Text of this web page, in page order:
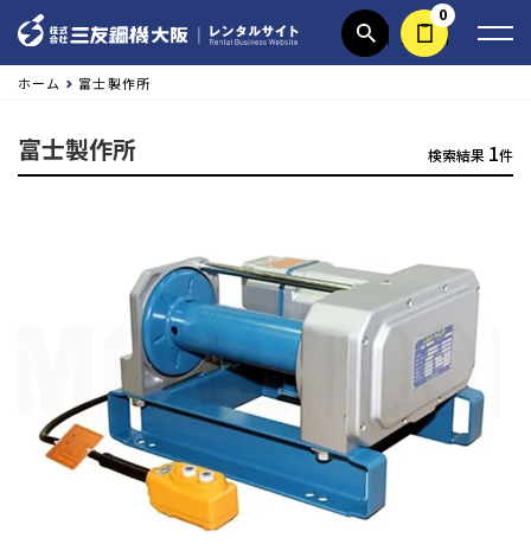
商品検索見積依頼する
0
ホーム 富士製作所
富士製作所 検索結果 1件